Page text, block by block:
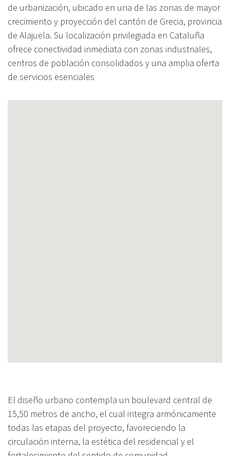
de urbanización, ubicado en una de las zonas de mayor
crecimiento y proyección del cantón de Grecia, provincia
de Alajuela. Su localización privilegiada en Cataluña
ofrece conectividad inmediata con zonas industriales,
centros de población consolidados y una amplia oferta
de servicios esenciales
El diseño urbano contempla un boulevard central de
15,50 metros de ancho, el cual integra armónicamente
todas las etapas del proyecto, favoreciendo la
circulación interna, la estética del residencial y el